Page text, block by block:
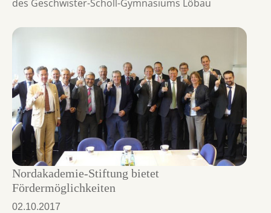
des Geschwister-Scholl-Gymnasiums Löbau
Nordakademie-Stiftung bietet
Fördermöglichkeiten
02.10.2017